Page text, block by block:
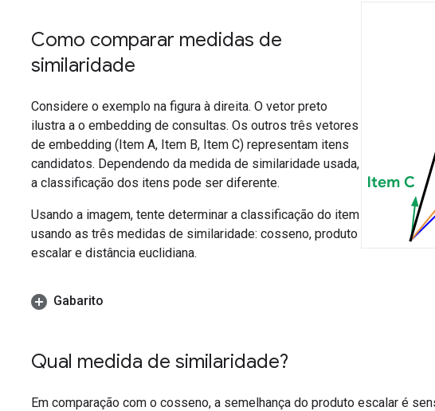
Como comparar medidas de
similaridade
Considere o exemplo na figura à direita. O vetor preto
ilustra a o embedding de consultas. Os outros três vetores
de embedding (Item A, Item B, Item C) representam itens
candidatos. Dependendo da medida de similaridade usada,
a classificação dos itens pode ser diferente.
Usando a imagem, tente determinar a classificação do item
usando as três medidas de similaridade: cosseno, produto
escalar e distância euclidiana.
Gabarito
Qual medida de similaridade?
Em comparação com o cosseno, a semelhança do produto escalar é